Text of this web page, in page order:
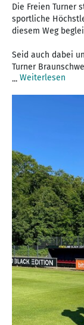
Die Freien Turner
sportliche
diesem Weg
Seid auch dabei
Turner
... Weiterlesen